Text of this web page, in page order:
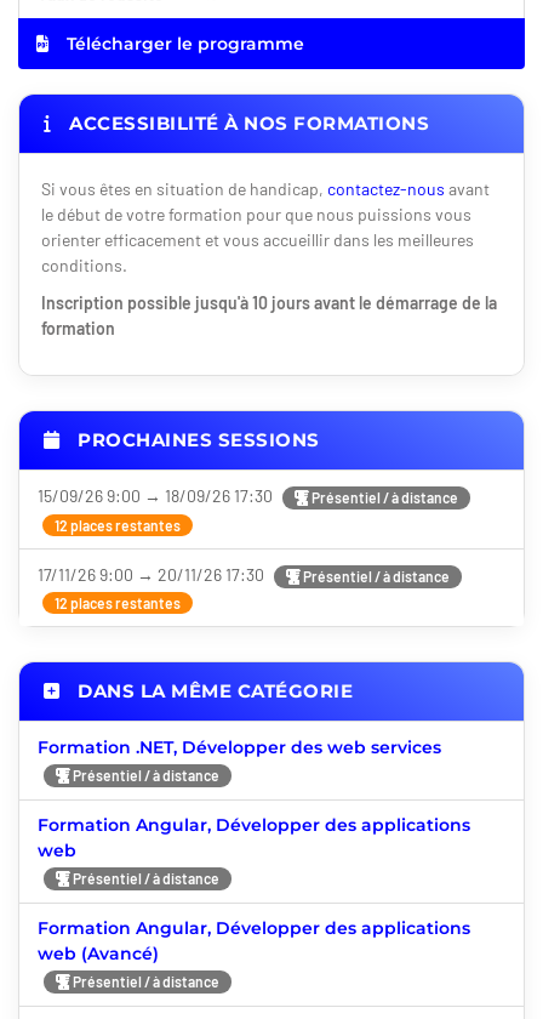
Télécharger le programme
ACCESSIBILITÉ À NOS FORMATIONS
Si vous êtes en situation de handicap, contactez-nous avant
le début de votre formation pour que nous puissions vous
orienter efficacement et vous accueillir dans les meilleures
conditions.
Inscription possible jusqu'à 10 jours avant le démarrage de la
formation
PROCHAINES SESSIONS
15/09/26 9:00 → 18/09/26 17:30
Présentiel / à distance
12 places restantes
17/11/26 9:00 → 20/11/26 17:30
Présentiel / à distance
12 places restantes
DANS LA MÊME CATÉGORIE
Formation .NET, Développer des web services
Présentiel / à distance
Formation Angular, Développer des applications
web
Présentiel / à distance
Formation Angular, Développer des applications
web (Avancé)
Présentiel / à distance